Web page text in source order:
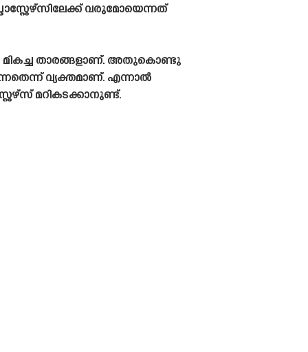
വരുമോയെന്നത്
മികച്ച താരങ്ങളാണ്. അതുകൊണ്ടു
വ്യക്തമാണ്. എന്നാൽ
മറികടക്കാനുണ്ട്.